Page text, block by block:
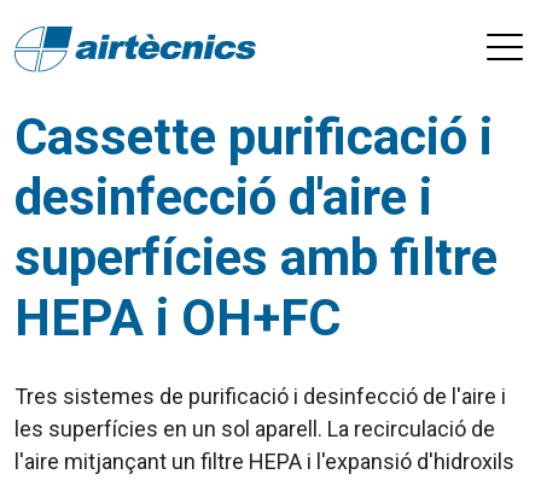
Cassette purificació i
desinfecció d'aire i
superfícies amb filtre
HEPA i OH+FC
Tres sistemes de purificació i desinfecció de l'aire i
les superfícies en un sol aparell. La recirculació de
l'aire mitjançant un filtre HEPA i l'expansió d'hidroxils